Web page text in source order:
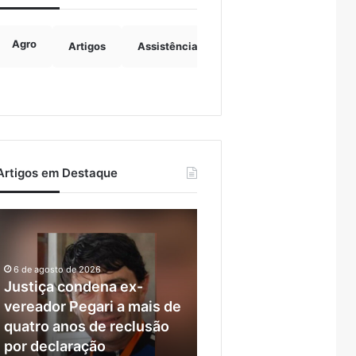
Agro Artigos Assistência Social
em Destaque
condena
vereador
Pegari
mais
de
quatro
6 de agosto de 2026
Justiça condena ex-
vereador Pegari a mais de
quatro anos de reclusão
por declaração